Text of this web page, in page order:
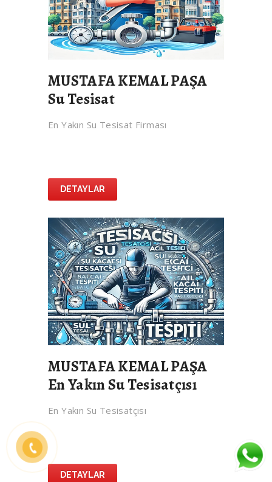
MUSTAFA KEMAL PAŞA
Su Tesisat
En Yakın Su Tesisat Firması
DETAYLAR
MUSTAFA KEMAL PAŞA
En Yakın Su Tesisatçısı
En Yakın Su Tesisatçısı
DETAYLAR